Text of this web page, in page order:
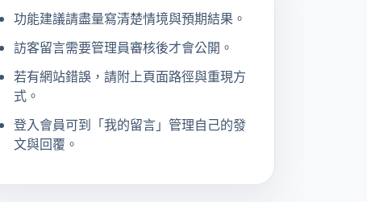
功能建議請盡量寫清楚情境與預期結果。
訪客留言需要管理員審核後才會公開。
若有網站錯誤，請附上頁面路徑與重現方
式。
登入會員可到「我的留言」管理自己的發
文與回覆。